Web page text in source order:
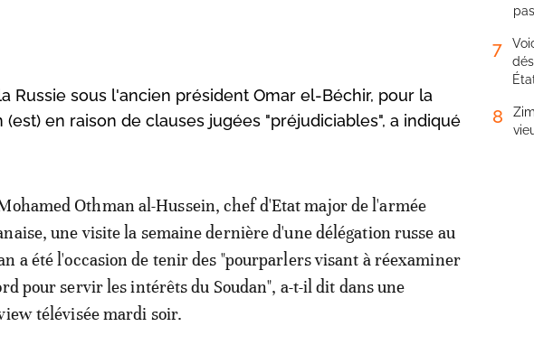
Russie sous l'ancien président Omar el-Béchir, pour la
en raison de clauses jugées "préjudiciables", a indiqué
Othman al-Hussein, chef d'Etat major de l'armée
une visite la semaine dernière d'une délégation russe au
a été l'occasion de tenir des "pourparlers visant à réexaminer
pour servir les intérêts du Soudan", a-t-il dit dans une
télévisée mardi soir.
7
8